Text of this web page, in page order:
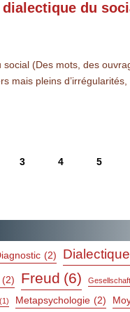
du
(Des mots, des
mais pleins
3 4 5
(2) Dialectique
(2) Freud (6) Gesellschaft
(1) Metapsychologie (2)